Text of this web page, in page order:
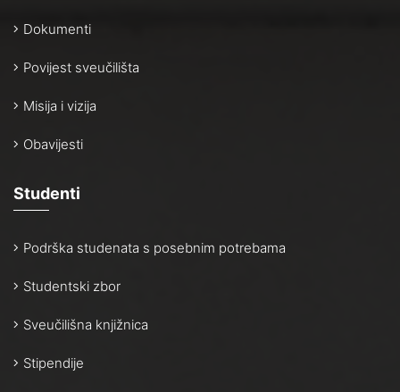
Dokumenti
Povijest sveučilišta
Misija i vizija
Obavijesti
Studenti
Podrška studenata s posebnim potrebama
Studentski zbor
Sveučilišna knjižnica
Stipendije